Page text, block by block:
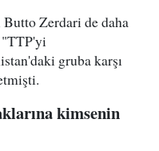
Zerdari de daha
gruba karşı
kimsenin